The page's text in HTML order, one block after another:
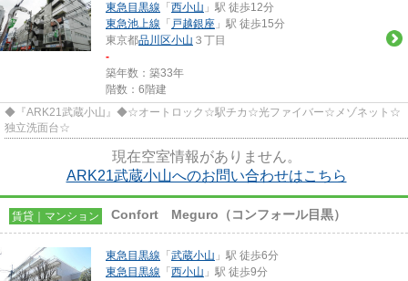
東急目黒線 「 西小山 」駅 徒歩12分
東急池上線 「 戸越銀座 」駅 徒歩15分
東京都品川区小山 ３丁目
-
築年数：築33年
階数：6階建
◆『ARK21武蔵小山』◆☆オートロック☆駅チカ☆光ファイバー☆メゾネット☆
独立洗面台☆
現在空室情報がありません。
ARK21武蔵小山へのお問い合わせはこちら
賃貸｜マンション Confort Meguro（コンフォール目黒）
東急目黒線 「 武蔵小山 」駅 徒歩6分
東急目黒線 「 西小山 」駅 徒歩9分